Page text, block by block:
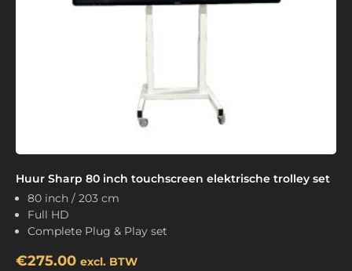
Huur Sharp 80 inch touchscreen elektrische trolley set
80 inch / 203 cm
Full HD
Complete Plug & Play set
€275.00 excl. BTW